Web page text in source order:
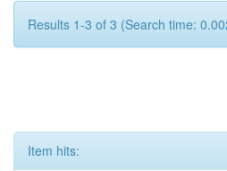
Results 1-3 of 3 (Search time:
Item hits: